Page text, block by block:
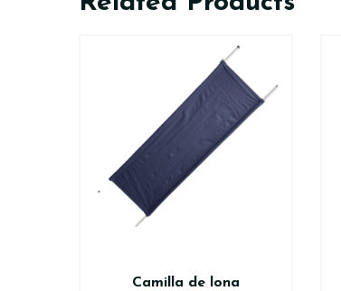
Camilla de lona